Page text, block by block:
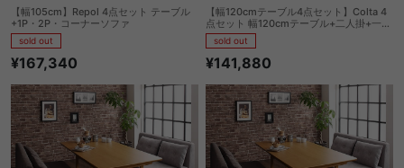
【幅105cm】Repol 4点セット テーブル
+1P・2P・コーナーソファ
sold out
¥167,340
【幅120cmテーブル4点セット】Colta 4
点セット 幅120cmテーブル+二人掛+一人
掛×2
sold out
¥141,880